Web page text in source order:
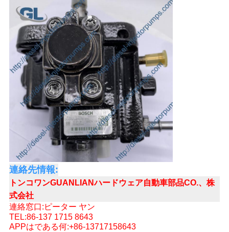
地
イ
バ
シ
ー
連絡先情報:
トンコワンGUANLIANハードウェア自動車部品CO.、株
式会社
連絡窓口:ピーター ヤン
TEL:86-137 1715 8643
APPはである何:+86-13717158643